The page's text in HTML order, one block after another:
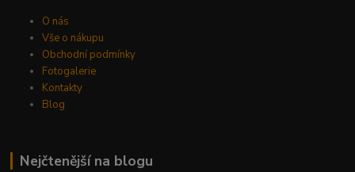
O nás
Vše o nákupu
Obchodní podmínky
Fotogalerie
Kontakty
Blog
Nejčtenější na blogu